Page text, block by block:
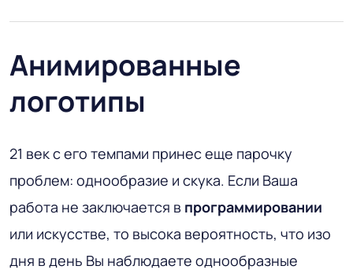
Анимированные
логотипы
21 век с его темпами принес еще парочку
проблем: однообразие и скука. Если Ваша
работа не заключается в программировании
или искусстве, то высока вероятность, что изо
дня в день Вы наблюдаете однообразные